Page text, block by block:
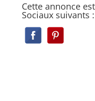
Cette annonce
Sociaux suivants :